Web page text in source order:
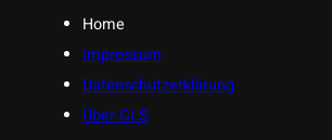
Home
Impressum
Datenschutzerklärung
Über GLS